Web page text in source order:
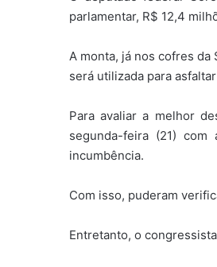
parlamentar, R$ 12,4
A monta, já nos cofres da
será utilizada para
Para avaliar a melhor
segunda-feira (21)
incumbência.
Com isso, puderam
Entretanto, o